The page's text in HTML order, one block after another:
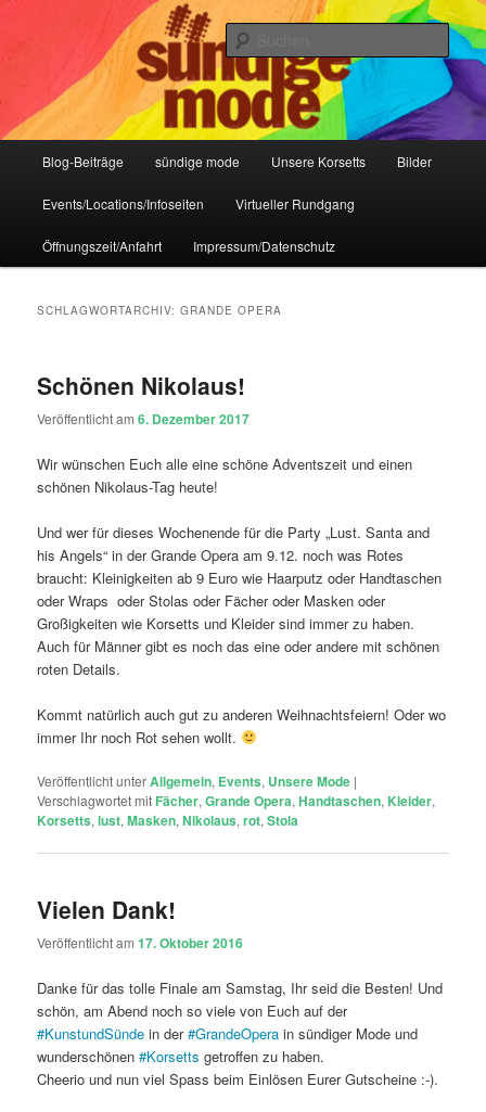
Sündige Mode Frankfurt
IHR Laden für Korsetts, Lifestyle-Mode, Club- und Dark-Wear seit 2004
Blog-Beiträge sündige mode Unsere Korsetts Bilder
Events/Locations/Infoseiten Virtueller Rundgang
Öffnungszeit/Anfahrt Impressum/Datenschutz
SCHLAGWORTARCHIV:GRANDE OPERA
Schönen Nikolaus!
Veröffentlicht am6. Dezember 2017
Wir wünschen Euch alle eine schöne Adventszeit und einen
schönen Nikolaus-Tag heute!
Und wer für dieses Wochenende für die Party „Lust. Santa and
his Angels“ in der Grande Opera am 9.12. noch was Rotes
braucht: Kleinigkeiten ab 9 Euro wie Haarputz oder Handtaschen
oder Wraps oder Stolas oder Fächer oder Masken oder
Großigkeiten wie Korsetts und Kleider sind immer zu haben.
Auch für Männer gibt es noch das eine oder andere mit schönen
roten Details.
Kommt natürlich auch gut zu anderen Weihnachtsfeiern! Oder wo
immer Ihr noch Rot sehen wollt.
Veröffentlicht unterAllgemein, Events, Unsere Mode |
Verschlagwortet mit Fächer,Grande Opera,Handtaschen, Kleider,
Korsetts,lust,Masken,Nikolaus,rot,Stola
Vielen Dank!
Veröffentlicht am17. Oktober 2016
Danke für das tolle Finale am Samstag, Ihr seid die Besten! Und
schön, am Abend noch so viele von Euch auf der
#KunstundSünde in der#GrandeOpera in sündiger Mode und
wunderschönen #Korsetts getroffen zu haben.
Cheerio und nun viel Spass beim Einlösen Eurer Gutscheine :-).